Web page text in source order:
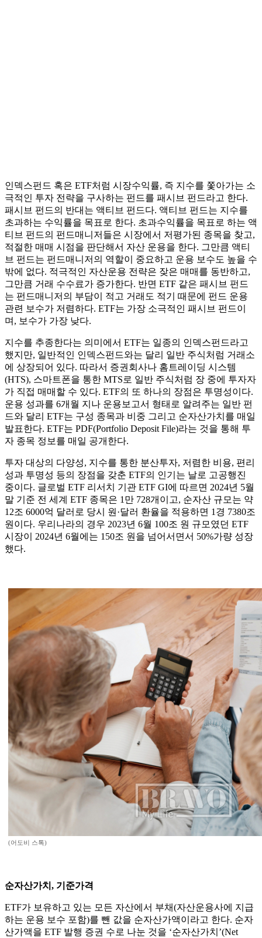
인덱스펀드 혹은 ETF처럼 시장수익률, 즉 지수를 쫓아가는 소
극적인 투자 전략을 구사하는 펀드를 패시브 펀드라고 한다.
패시브 펀드의 반대는 액티브 펀드다. 액티브 펀드는 지수를
초과하는 수익률을 목표로 한다. 초과수익률을 목표로 하는 액
티브 펀드의 펀드매니저들은 시장에서 저평가된 종목을 찾고,
적절한 매매 시점을 판단해서 자산 운용을 한다. 그만큼 액티
브 펀드는 펀드매니저의 역할이 중요하고 운용 보수도 높을 수
밖에 없다. 적극적인 자산운용 전략은 잦은 매매를 동반하고,
그만큼 거래 수수료가 증가한다. 반면 ETF 같은 패시브 펀드
는 펀드매니저의 부담이 적고 거래도 적기 때문에 펀드 운용
관련 보수가 저렴하다. ETF는 가장 소극적인 패시브 펀드이
며, 보수가 가장 낮다.
지수를 추종한다는 의미에서 ETF는 일종의 인덱스펀드라고
했지만, 일반적인 인덱스펀드와는 달리 일반 주식처럼 거래소
에 상장되어 있다. 따라서 증권회사나 홈트레이딩 시스템
(HTS), 스마트폰을 통한 MTS로 일반 주식처럼 장 중에 투자자
가 직접 매매할 수 있다. ETF의 또 하나의 장점은 투명성이다.
운용 성과를 6개월 지나 운용보고서 형태로 알려주는 일반 펀
드와 달리 ETF는 구성 종목과 비중 그리고 순자산가치를 매일
발표한다. ETF는 PDF(Portfolio Deposit File)라는 것을 통해 투
자 종목 정보를 매일 공개한다.
투자 대상의 다양성, 지수를 통한 분산투자, 저렴한 비용, 편리
성과 투명성 등의 장점을 갖춘 ETF의 인기는 날로 고공행진
중이다. 글로벌 ETF 리서치 기관 ETF GI에 따르면 2024년 5월
말 기준 전 세계 ETF 종목은 1만 728개이고, 순자산 규모는 약
12조 6000억 달러로 당시 원·달러 환율을 적용하면 1경 7380조
원이다. 우리나라의 경우 2023년 6월 100조 원 규모였던 ETF
시장이 2024년 6월에는 150조 원을 넘어서면서 50%가량 성장
했다.
(어도비 스톡)
순자산가치, 기준가격
ETF가 보유하고 있는 모든 자산에서 부채(자산운용사에 지급
하는 운용 보수 포함)를 뺀 값을 순자산가액이라고 한다. 순자
산가액을 ETF 발행 증권 수로 나눈 것을 ‘순자산가치’(Net